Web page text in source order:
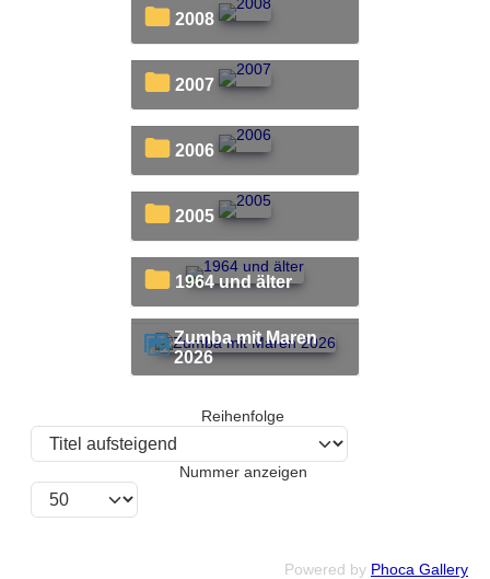
2008
2007
2006
2005
1964 und älter
Zumba mit Maren
2026
Reihenfolge
Nummer anzeigen
Powered by Phoca Gallery